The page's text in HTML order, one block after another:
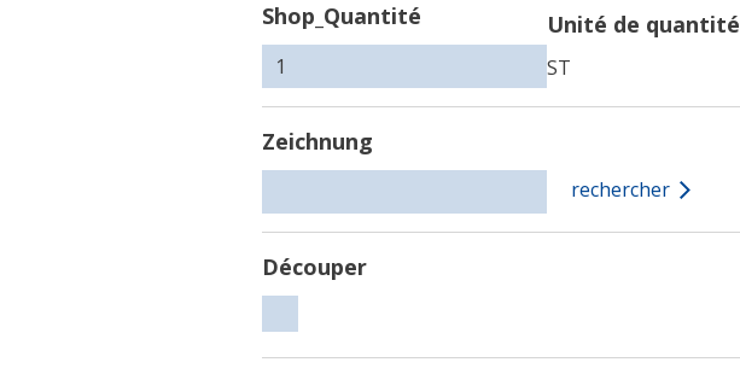
Shop_Quantité Unité de quantité
ST
Zeichnung
rechercher
Découper